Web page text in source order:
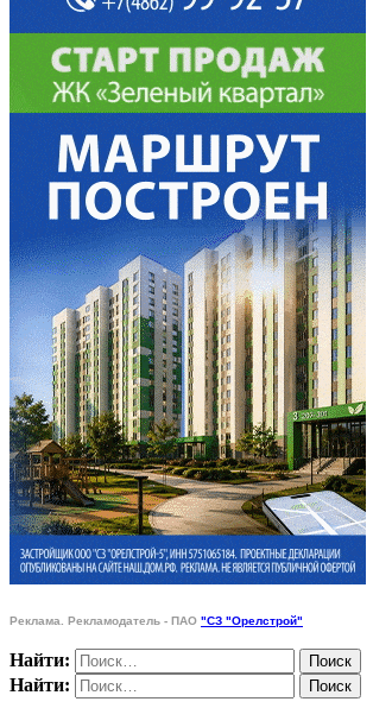
Реклама. Рекламодатель - ПАО "СЗ "Орелстрой"
Найти:
Найти: